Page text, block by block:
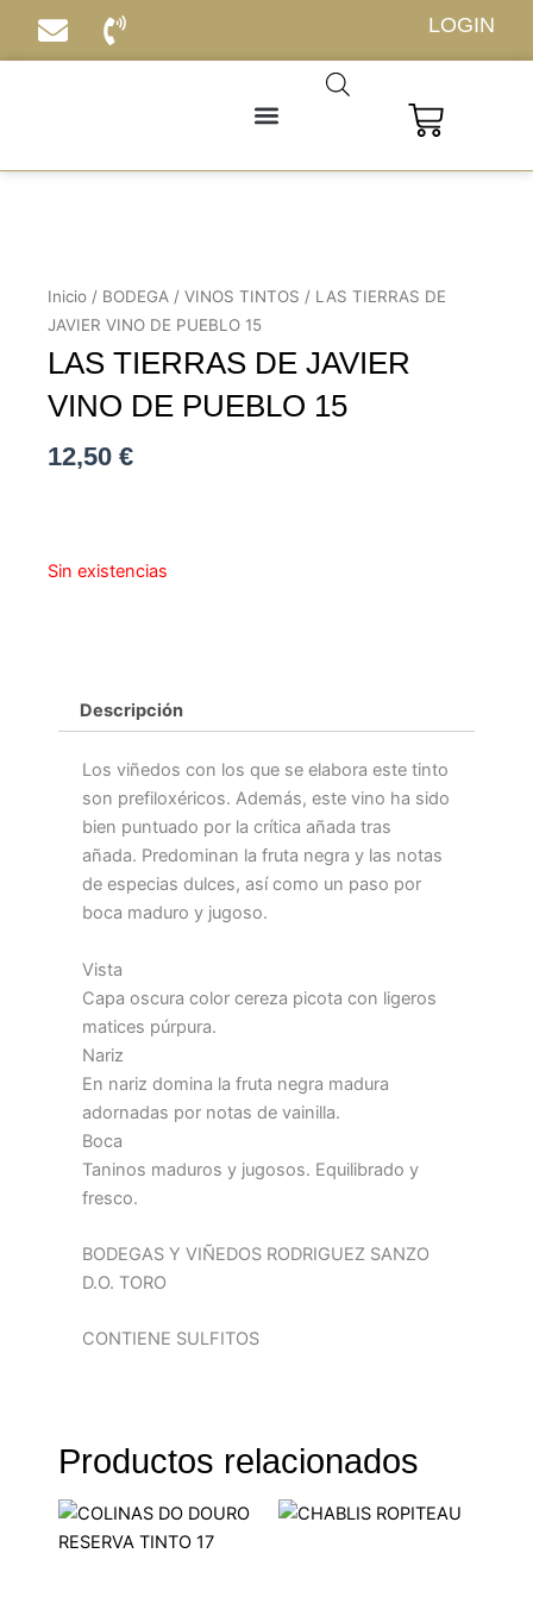
LOGIN
Carrito
Inicio / BODEGA / VINOS TINTOS / LAS TIERRAS DE
JAVIER VINO DE PUEBLO 15
LAS TIERRAS DE JAVIER
VINO DE PUEBLO 15
12,50 €
Sin existencias
Descripción
Los viñedos con los que se elabora este tinto
son prefiloxéricos. Además, este vino ha sido
bien puntuado por la crítica añada tras
añada. Predominan la fruta negra y las notas
de especias dulces, así como un paso por
boca maduro y jugoso.
Vista
Capa oscura color cereza picota con ligeros
matices púrpura.
Nariz
En nariz domina la fruta negra madura
adornadas por notas de vainilla.
Boca
Taninos maduros y jugosos. Equilibrado y
fresco.
BODEGAS Y VIÑEDOS RODRIGUEZ SANZO
D.O. TORO
CONTIENE SULFITOS
Productos relacionados